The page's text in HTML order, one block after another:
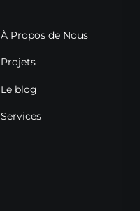
À Propos de Nous
Projets
Le blog
Services